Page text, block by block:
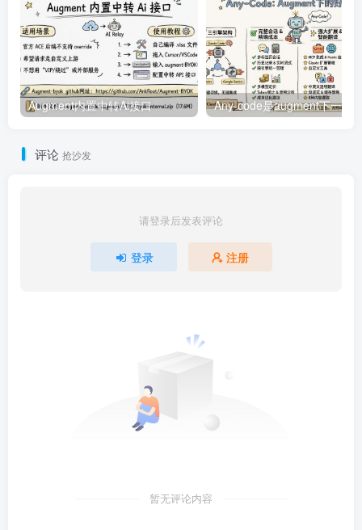
Augment内置中转Ai接口
评论 抢沙发
请登录后发表评论
登录 注册
暂无评论内容